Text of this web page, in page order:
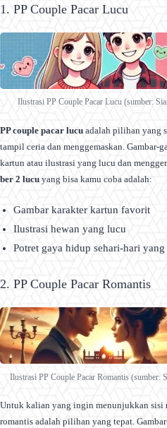
1. PP Couple Pacar Lucu
Ilustrasi PP Couple Pacar Lucu (sumber:
PP couple pacar lucu adalah pilihan yang
tampil ceria dan menggemaskan. Gambar-
kartun atau ilustrasi yang lucu dan
ber 2 lucu yang bisa kamu coba adalah:
Gambar karakter kartun favorit
Ilustrasi hewan yang lucu
Potret gaya hidup sehari-hari
2. PP Couple Pacar Romantis
Ilustrasi PP Couple Pacar Romantis (sumber:
Untuk kalian yang ingin menunjukkan sisi
romantis adalah pilihan yang tepat.